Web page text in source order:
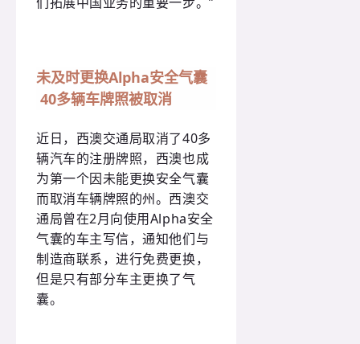
未及时更换Alpha安全气囊
40多辆车牌照被取消
近日，西澳交通局取消了40多
辆汽车的注册牌照，西澳也成
为第一个因未能更换安全气囊
而取消车辆牌照的州。西澳交
通局曾在2月向使用Alpha安全
气囊的车主写信，通知他们与
制造商联系，进行免费更换，
但是只有部分车主更换了气
囊。